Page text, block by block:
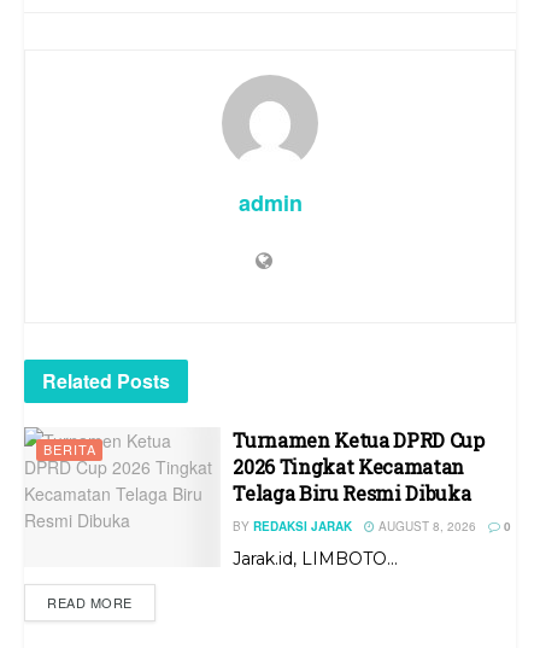
admin
Related Posts
BERITA
Turnamen Ketua DPRD Cup
2026 Tingkat Kecamatan
Telaga Biru Resmi Dibuka
BY REDAKSI JARAK AUGUST 8, 2026 0
Jarak.id, LIMBOTO...
READ MORE